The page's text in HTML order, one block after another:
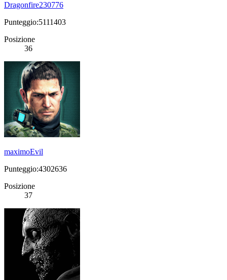
Dragonfire230776
Punteggio:5111403
Posizione
36
maximoEvil
Punteggio:4302636
Posizione
37